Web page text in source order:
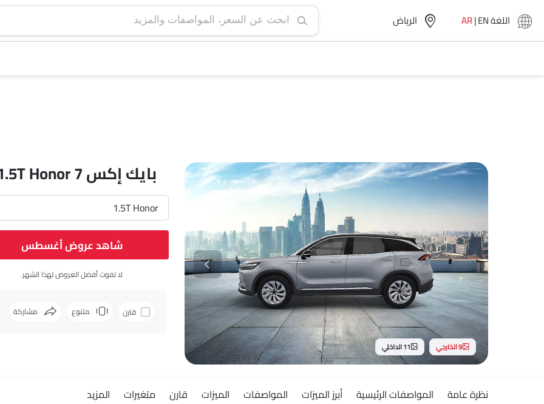
الرياض‎ اللغةEN
|
AR
9 الخارجي 11 الداخلي
بايك إكس 7 1.5T Honor
1.5T Honor
شاهد عروض أغسطس
لا تفوت أفضل العروض لهذا الشهر.
قارن متنوع مشاركة
فيسبوك
نظرة عامة المواصفات الرئيسية أبرز الميزات المواصفات الميزات قارن متغيرات المزيد